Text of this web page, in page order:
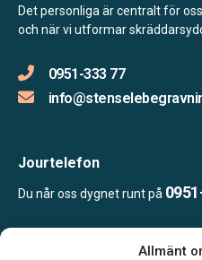
Allmänt
Det personliga är centralt för
och när vi utformar
0951-333 77
Jourtelefon
Du når oss dygnet runt på